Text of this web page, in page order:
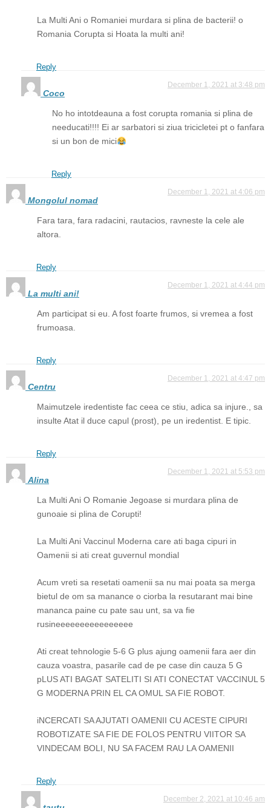
La Multi Ani o Romaniei murdara si plina de bacterii! o
Romania Corupta si Hoata la multi ani!
Reply
Coco
December 1, 2021 at 3:48 pm
No ho intotdeauna a fost corupta romania si plina de
needucati!!!! Ei ar sarbatori si ziua tricicletei pt o fanfara
si un bon de mici
Reply
Mongolul nomad
December 1, 2021 at 4:06 pm
Fara tara, fara radacini, rautacios, ravneste la cele ale
altora.
Reply
La multi ani!
December 1, 2021 at 4:44 pm
Am participat si eu. A fost foarte frumos, si vremea a fost
frumoasa.
Reply
Centru
December 1, 2021 at 4:47 pm
Maimutzele iredentiste fac ceea ce stiu, adica sa injure., sa
insulte Atat il duce capul (prost), pe un iredentist. E tipic.
Reply
Alina
December 1, 2021 at 5:53 pm
La Multi Ani O Romanie Jegoase si murdara plina de
gunoaie si plina de Corupti!
La Multi Ani Vaccinul Moderna care ati baga cipuri in
Oamenii si ati creat guvernul mondial
Acum vreti sa resetati oamenii sa nu mai poata sa merga
bietul de om sa manance o ciorba la resutarant mai bine
mananca paine cu pate sau unt, sa va fie
rusineeeeeeeeeeeeeeee
Ati creat tehnologie 5-6 G plus ajung oamenii fara aer din
cauza voastra, pasarile cad de pe case din cauza 5 G
pLUS ATI BAGAT SATELITI SI ATI CONECTAT VACCINUL 5
G MODERNA PRIN EL CA OMUL SA FIE ROBOT.
iNCERCATI SA AJUTATI OAMENII CU ACESTE CIPURI
ROBOTIZATE SA FIE DE FOLOS PENTRU VIITOR SA
VINDECAM BOLI, NU SA FACEM RAU LA OAMENII
Reply
December 2, 2021 at 10:46 am